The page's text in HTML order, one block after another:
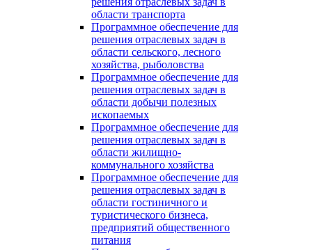
области транспорта
Программное обеспечение для
решения отраслевых задач в
области сельского, лесного
хозяйства, рыболовства
Программное обеспечение для
решения отраслевых задач в
области добычи полезных
ископаемых
Программное обеспечение для
решения отраслевых задач в
области жилищно-
коммунального хозяйства
Программное обеспечение для
решения отраслевых задач в
области гостиничного и
туристического бизнеса,
предприятий общественного
питания